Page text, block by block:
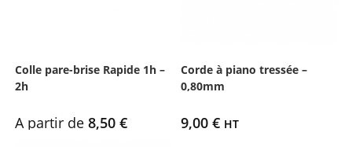
Colle pare-brise Rapide 1h –
2h
A partir de 8,50 €
Corde à piano tressée –
0,80mm
9,00€ HT